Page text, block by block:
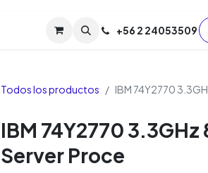
Soporte TPM (CL) Tienda
+56 2 24053509
Todos los productos IBM 74Y2770
IBM 74Y2770
Server Proce